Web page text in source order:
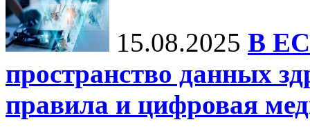
15.08.2025 В ЕС
пространство данных
правила и цифровая